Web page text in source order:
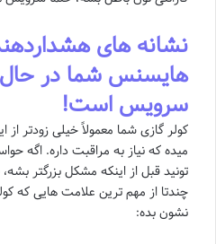
نشانه های
هایسنس شما در
سرویس است!
کولر گازی شما معمولاً خیلی زودتر از
میده که نیاز به مراقبت داره. اگه
تونید قبل از اینکه مشکل بزرگتر
چندتا از مهم ترین علامت هایی که
نشون بده: